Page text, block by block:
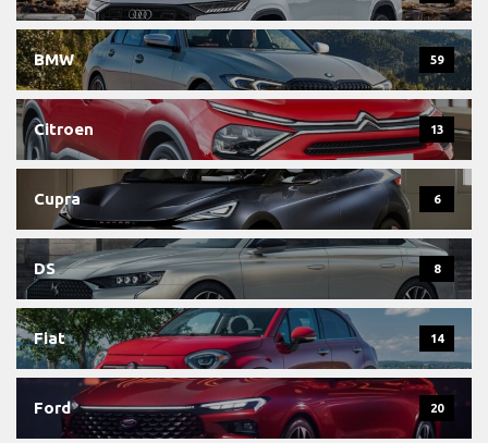
BMW 59
Citroen 13
Cupra 6
DS 8
Fiat 14
Ford 20